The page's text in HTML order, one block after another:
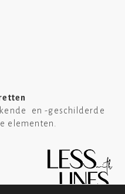
en -geschilderde
elementen.